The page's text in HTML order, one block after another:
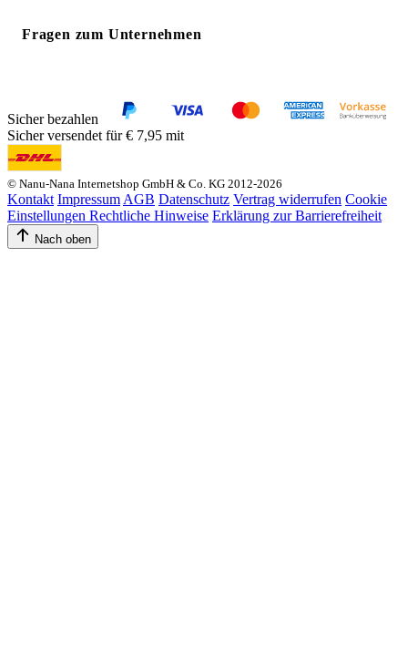
Fragen zum Unternehmen
Sicher bezahlen
Sicher versendet für € 7,95 mit
© Nanu-Nana Internetshop GmbH & Co. KG 2012-2026
Kontakt Impressum AGB Datenschutz Vertrag widerrufen Cookie
Einstellungen Rechtliche Hinweise Erklärung zur Barrierefreiheit
Nach oben